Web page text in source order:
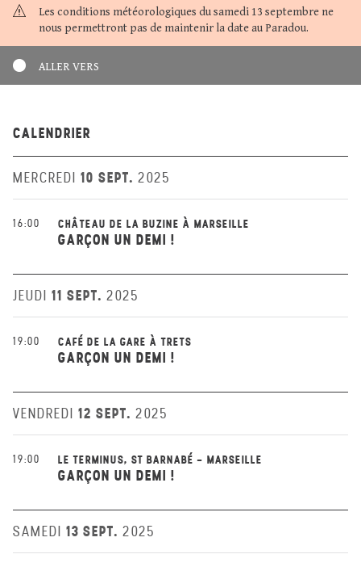
Les conditions météorologiques du samedi 13 septembre ne
nous permettront pas de maintenir la date au Paradou.
ALLER VERS
CALENDRIER
MERCREDI 10 SEPT. 2025
16:00 CHÂTEAU DE LA BUZINE À MARSEILLE
GARÇON UN DEMI !
JEUDI 11 SEPT. 2025
19:00 CAFÉ DE LA GARE À TRETS
GARÇON UN DEMI !
VENDREDI 12 SEPT. 2025
19:00 LE TERMINUS, ST BARNABÉ - MARSEILLE
GARÇON UN DEMI !
SAMEDI 13 SEPT. 2025